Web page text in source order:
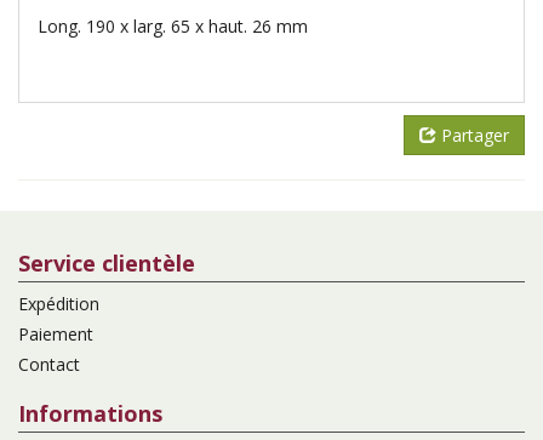
Long. 190 x larg. 65 x haut. 26 mm
Partager
Service clientèle
Expédition
Paiement
Contact
Informations